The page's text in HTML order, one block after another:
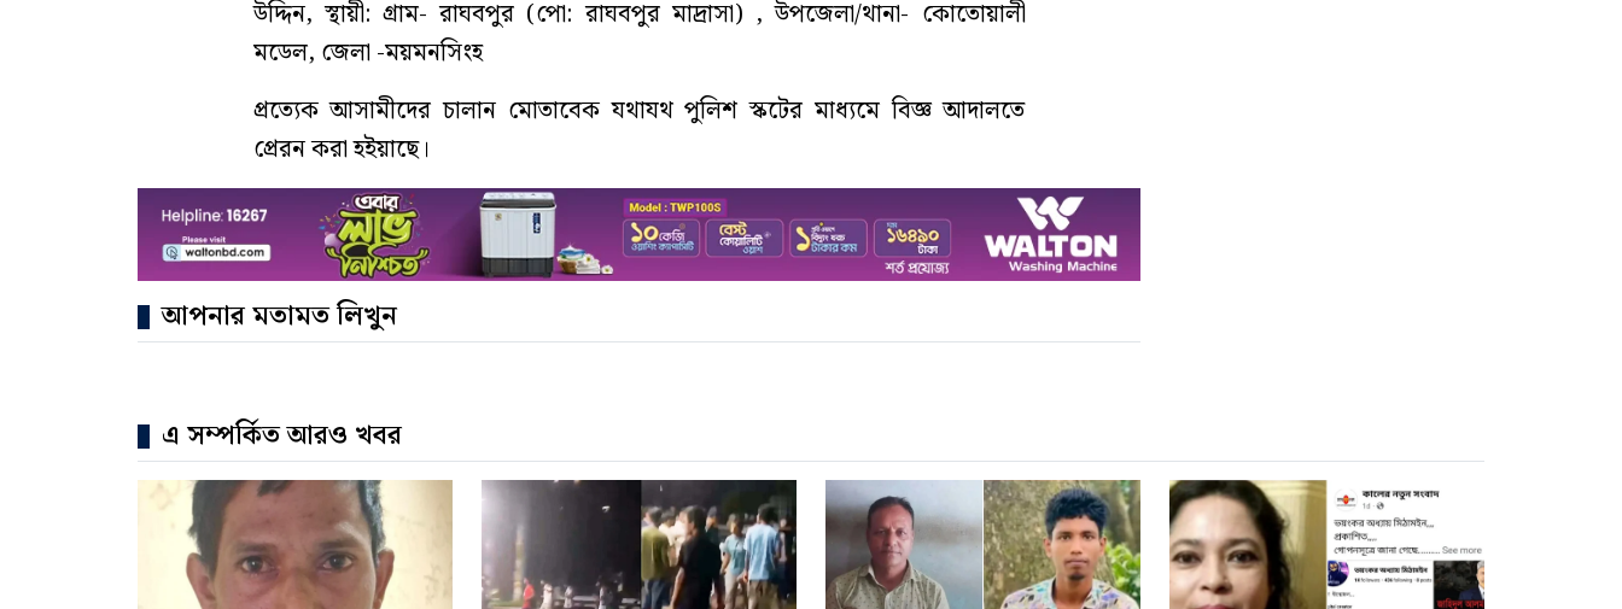
উদ্দিন, স্থায়ী: গ্রাম- রাঘবপুর (পো: রাঘবপুর মাদ্রাসা) , উপজেলা/থানা- কোতোয়ালী
মডেল, জেলা -ময়মনসিংহ
প্রত্যেক আসামীদের চালান মোতাবেক যথাযথ পুলিশ স্কটের মাধ্যমে বিজ্ঞ আদালতে
প্রেরন করা হইয়াছে।
আপনার মতামত লিখুন
এ সম্পর্কিত আরও খবর